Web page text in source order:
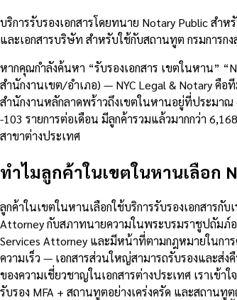
บริการรับรองเอกสารโดยทนาย Notary Public ส
และเอกสารบริษัท สำหรับใช้กับสถานทูต กรมการ
หากคุณกำลังค้นหา “รับรองเอกสาร เขตในหาน”
สำนักงานเขต/อำเภอ) — NYC Legal & Notary คื
สำนักงานหลักลาดพร้าวถึงเขตในหานอยู่ที่ประมาณ
-103 รายการต่อเดือน มีลูกค้ารวมแล้วมากกว่า
สาขาต่างประเทศ
ทำไมลูกค้าในเขตในหานเลือก
ลูกค้าในเขตในหานเลือกใช้บริการรับรองเอกสาร
Attorney กับสภาทนายความในพระบรมราชูปถัมภ์
Services Attorney และมีหน้าที่ตามกฎหมายในกา
ความเร็ว — เอกสารส่วนใหญ่สามารถรับรองและส่ง
ของความเชี่ยวชาญในเอกสารต่างประเทศ เราเ
รับรอง MFA + สถานทูตอย่างเคร่งครัด และสถาน